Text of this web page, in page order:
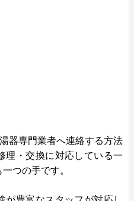
器専門業者へ連絡する方法
理・交換に対応している一
つの手です。